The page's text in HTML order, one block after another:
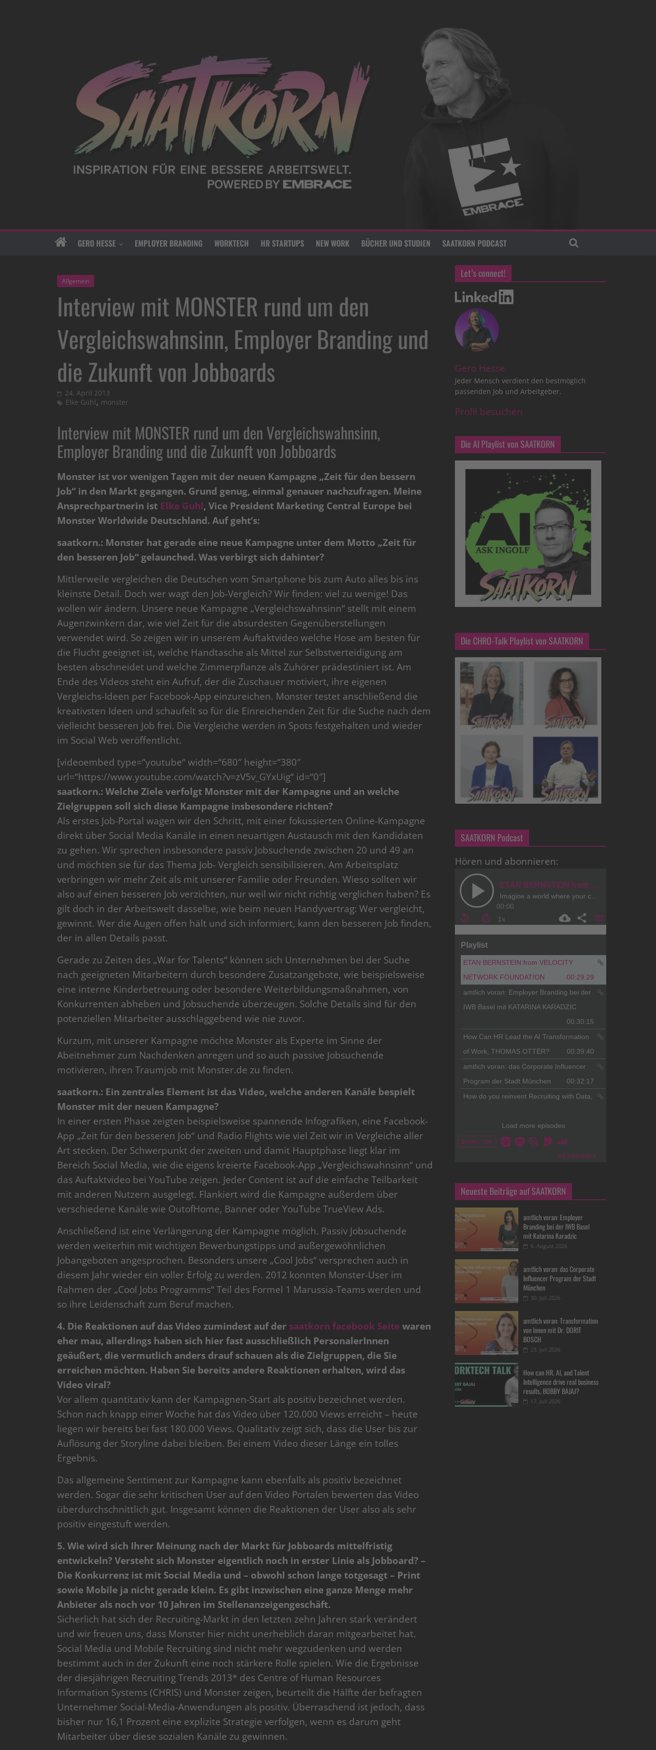
GERO HESSE EMPLOYER BRANDING WORKTECH HR STARTUPS NEW WORK BÜCHER UND STUDIEN SAATKORN PODCAST
Allgemein
Interview mit MONSTER rund um den
Vergleichswahnsinn, Employer Branding und
die Zukunft von Jobboards
24. April 2013
Elke Guhl, monster
Interview mit MONSTER rund um den Vergleichswahnsinn,
Employer Branding und die Zukunft von Jobboards
Monster ist vor wenigen Tagen mit der neuen Kampagne „Zeit für den bessern
Job“ in den Markt gegangen. Grund genug, einmal genauer nachzufragen. Meine
Ansprechpartnerin ist Elke Guhl, Vice President Marketing Central Europe bei
Monster Worldwide Deutschland. Auf geht’s:
saatkorn.: Monster hat gerade eine neue Kampagne unter dem Motto „Zeit für
den besseren Job“ gelaunched. Was verbirgt sich dahinter?
Mittlerweile vergleichen die Deutschen vom Smartphone bis zum Auto alles bis ins
kleinste Detail. Doch wer wagt den Job-Vergleich? Wir finden: viel zu wenige! Das
wollen wir ändern. Unsere neue Kampagne „Vergleichswahnsinn“ stellt mit einem
Augenzwinkern dar, wie viel Zeit für die absurdesten Gegenüberstellungen
verwendet wird. So zeigen wir in unserem Auftaktvideo welche Hose am besten für
die Flucht geeignet ist, welche Handtasche als Mittel zur Selbstverteidigung am
besten abschneidet und welche Zimmerpflanze als Zuhörer prädestiniert ist. Am
Ende des Videos steht ein Aufruf, der die Zuschauer motiviert, ihre eigenen
Vergleichs-Ideen per Facebook-App einzureichen. Monster testet anschließend die
kreativsten Ideen und schaufelt so für die Einreichenden Zeit für die Suche nach dem
vielleicht besseren Job frei. Die Vergleiche werden in Spots festgehalten und wieder
im Social Web veröffentlicht.
[videoembed type=“youtube“ width=“680″ height=“380″
url=“https://www.youtube.com/watch?v=zV5v_GYxUig“ id=“0″]
saatkorn.: Welche Ziele verfolgt Monster mit der Kampagne und an welche
Zielgruppen soll sich diese Kampagne insbesondere richten?
Als erstes Job-Portal wagen wir den Schritt, mit einer fokussierten Online-Kampagne
direkt über Social Media Kanäle in einen neuartigen Austausch mit den Kandidaten
zu gehen. Wir sprechen insbesondere passiv Jobsuchende zwischen 20 und 49 an
und möchten sie für das Thema Job- Vergleich sensibilisieren. Am Arbeitsplatz
verbringen wir mehr Zeit als mit unserer Familie oder Freunden. Wieso sollten wir
also auf einen besseren Job verzichten, nur weil wir nicht richtig verglichen haben? Es
gilt doch in der Arbeitswelt dasselbe, wie beim neuen Handyvertrag: Wer vergleicht,
gewinnt. Wer die Augen offen hält und sich informiert, kann den besseren Job finden,
der in allen Details passt.
Gerade zu Zeiten des „War for Talents“ können sich Unternehmen bei der Suche
nach geeigneten Mitarbeitern durch besondere Zusatzangebote, wie beispielsweise
eine interne Kinderbetreuung oder besondere Weiterbildungsmaßnahmen, von
Konkurrenten abheben und Jobsuchende überzeugen. Solche Details sind für den
potenziellen Mitarbeiter ausschlaggebend wie nie zuvor.
Kurzum, mit unserer Kampagne möchte Monster als Experte im Sinne der
Abeitnehmer zum Nachdenken anregen und so auch passive Jobsuchende
motivieren, ihren Traumjob mit Monster.de zu finden.
saatkorn.: Ein zentrales Element ist das Video, welche anderen Kanäle bespielt
Monster mit der neuen Kampagne?
In einer ersten Phase zeigten beispielsweise spannende Infografiken, eine Facebook-
App „Zeit für den besseren Job“ und Radio Flights wie viel Zeit wir in Vergleiche aller
Art stecken. Der Schwerpunkt der zweiten und damit Hauptphase liegt klar im
Bereich Social Media, wie die eigens kreierte Facebook-App „Vergleichswahnsinn“ und
das Auftaktvideo bei YouTube zeigen. Jeder Content ist auf die einfache Teilbarkeit
mit anderen Nutzern ausgelegt. Flankiert wird die Kampagne außerdem über
verschiedene Kanäle wie OutofHome, Banner oder YouTube TrueView Ads.
Anschließend ist eine Verlängerung der Kampagne möglich. Passiv Jobsuchende
werden weiterhin mit wichtigen Bewerbungstipps und außergewöhnlichen
Jobangeboten angesprochen. Besonders unsere „Cool Jobs“ versprechen auch in
diesem Jahr wieder ein voller Erfolg zu werden. 2012 konnten Monster-User im
Rahmen der „Cool Jobs Programms“ Teil des Formel 1 Marussia-Teams werden und
so ihre Leidenschaft zum Beruf machen.
4. Die Reaktionen auf das Video zumindest auf der saatkorn facebook Seitewaren
eher mau, allerdings haben sich hier fast ausschließlich PersonalerInnen
geäußert, die vermutlich anders drauf schauen als die Zielgruppen, die Sie
erreichen möchten. Haben Sie bereits andere Reaktionen erhalten, wird das
Video viral?
Vor allem quantitativ kann der Kampagnen-Start als positiv bezeichnet werden.
Schon nach knapp einer Woche hat das Video über 120.000 Views erreicht – heute
liegen wir bereits bei fast 180.000 Views. Qualitativ zeigt sich, dass die User bis zur
Auflösung der Storyline dabei bleiben. Bei einem Video dieser Länge ein tolles
Ergebnis.
Das allgemeine Sentiment zur Kampagne kann ebenfalls als positiv bezeichnet
werden. Sogar die sehr kritischen User auf den Video Portalen bewerten das Video
überdurchschnittlich gut. Insgesamt können die Reaktionen der User also als sehr
positiv eingestuft werden.
5. Wie wird sich Ihrer Meinung nach der Markt für Jobboards mittelfristig
entwickeln? Versteht sich Monster eigentlich noch in erster Linie als Jobboard? –
Die Konkurrenz ist mit Social Media und – obwohl schon lange totgesagt – Print
sowie Mobile ja nicht gerade klein. Es gibt inzwischen eine ganze Menge mehr
Anbieter als noch vor 10 Jahren im Stellenanzeigengeschäft.
Sicherlich hat sich der Recruiting-Markt in den letzten zehn Jahren stark verändert
und wir freuen uns, dass Monster hier nicht unerheblich daran mitgearbeitet hat.
Social Media und Mobile Recruiting sind nicht mehr wegzudenken und werden
bestimmt auch in der Zukunft eine noch stärkere Rolle spielen. Wie die Ergebnisse
der diesjährigen Recruiting Trends 2013* des Centre of Human Resources
Information Systems (CHRIS) und Monster zeigen, beurteilt die Hälfte der befragten
Unternehmer Social-Media-Anwendungen als positiv. Überraschend ist jedoch, dass
bisher nur 16,1 Prozent eine explizite Strategie verfolgen, wenn es darum geht
Mitarbeiter über diese sozialen Kanäle zu gewinnen.
Let’s connect!
Gero Hesse
Jeder Mensch verdient den bestmöglich
passenden Job und Arbeitgeber.
Profil besuchen
Die AI Playlist von SAATKORN
Die CHRO-Talk Playlist von SAATKORN
SAATKORN Podcast
Hören und abonnieren:
Neueste Beiträge auf SAATKORN
amtlich voran: Employer
Branding bei der IWB Basel
mit Katarina Karadzic
6. August 2026
amtlich voran: das Corporate
Influencer Program der Stadt
München
30. Juli 2026
amtlich voran: Transformation
von Innen mit Dr. DORIT
BOSCH
23. Juli 2026
How can HR, AI, and Talent
Intelligence drive real business
results, BOBBY BAJAJ?
17. Juli 2026